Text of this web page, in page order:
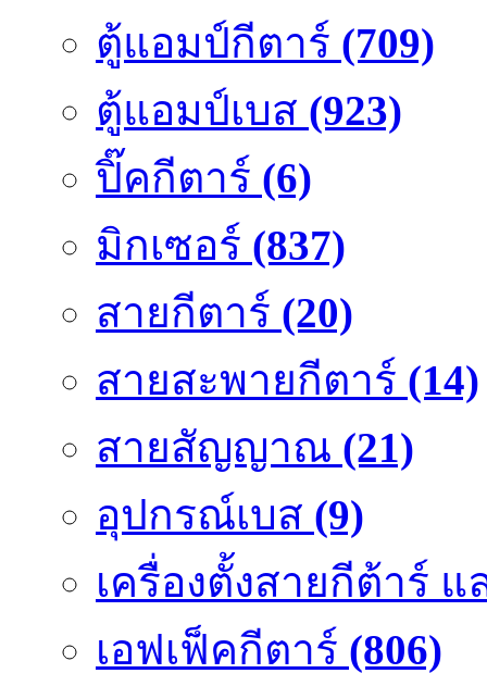
ตู้แอมป์กีตาร์ (709)
ตู้แอมป์เบส (923)
ปิ๊คกีตาร์ (6)
มิกเซอร์ (837)
สายกีตาร์ (20)
สายสะพายกีตาร์ (14)
สายสัญญาณ (21)
อุปกรณ์เบส (9)
เครื่องตั้งสายกีต้าร์ แ
เอฟเฟ็คกีตาร์ (806)